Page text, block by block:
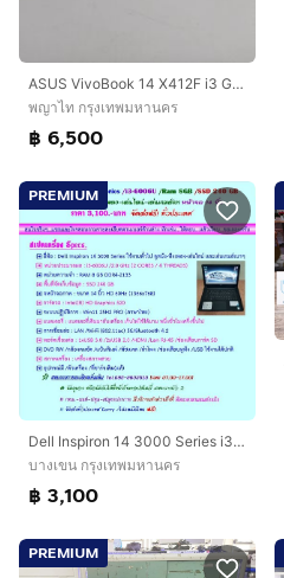
ASUS VivoBook 14 X412F i3 Gen8 RAM 8GB SSD 128GB + HDD 1TB MX230 จอ 14 FHD
พญาไท กรุงเทพมหานคร
฿ 6,500
PREMIUM
Dell Inspiron 14 3000 Series i3-6006U Ram 8GB SSD 240 GB หน้าจอ 14 นิ้ว ราคา 3,100.-บาท จัดส่งฟรีทั่วประเทศ
บางเขน กรุงเทพมหานคร
฿ 3,100
PREMIUM